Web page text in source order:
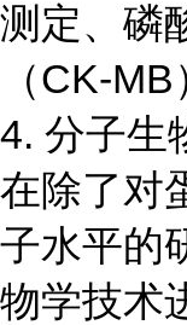
测定、磷
（CK-
4. 分子生
在除了对
子水平的
物学技术